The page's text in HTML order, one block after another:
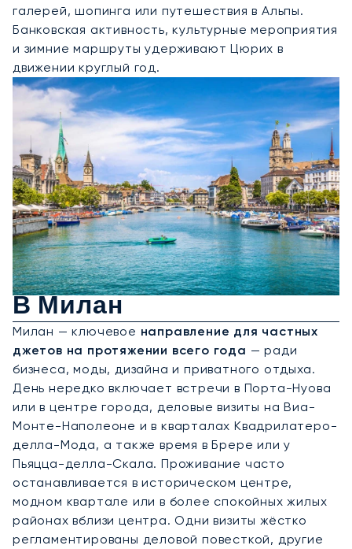
галерей, шопинга или путешествия в Альпы.
Банковская активность, культурные мероприятия
и зимние маршруты удерживают Цюрих в
движении круглый год.
Аренда Частного Джета
В Милан
Милан — ключевое направление для частных
джетов на протяжении всего года — ради
бизнеса, моды, дизайна и приватного отдыха.
День нередко включает встречи в Порта-Нуова
или в центре города, деловые визиты на Виа-
Монте-Наполеоне и в кварталах Квадрилатеро-
делла-Мода, а также время в Брере или у
Пьяцца-делла-Скала. Проживание часто
останавливается в историческом центре,
модном квартале или в более спокойных жилых
районах вблизи центра. Одни визиты жёстко
регламентированы деловой повесткой, другие